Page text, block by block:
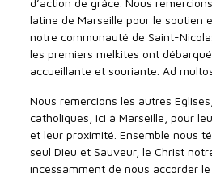
d’action de grâce. Nous
latine de Marseille pour le soutien
notre communauté de Saint-
les premiers melkites ont
accueillante et souriante. Ad
Nous remercions les autres
catholiques, ici à Marseille, pour
et leur proximité. Ensemble nous
seul Dieu et Sauveur, le Christ
incessamment de nous accorder le